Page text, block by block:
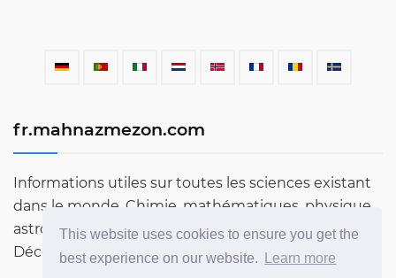
This website uses cookies to ensure you get the
best experience on our website.
Learn more
fr.mahnazmezon.com
Informations utiles sur toutes les sciences existant
dans le monde. Chimie, mathématiques, physique,
astronomie, langues, littérature et bien plus encore.
Découvrez le monde à travers notre blog!